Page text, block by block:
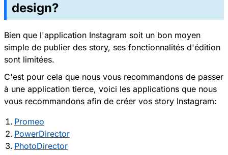
design?
Bien que l'application Instagram soit un bon moyen
simple de publier des story, ses fonctionnalités d'édition
sont limitées.
C'est pour cela que nous vous recommandons de passer
à une application tierce, voici les applications que nous
vous recommandons afin de créer vos story Instagram:
Promeo
PowerDirector
PhotoDirector